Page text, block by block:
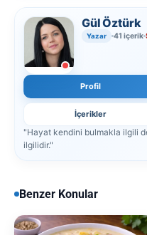
Gül Öztürk
Yazar 41 içerik
Profil
İçerikler
"Hayat kendini bulmakla ilgili
ilgilidir."
Benzer Konular